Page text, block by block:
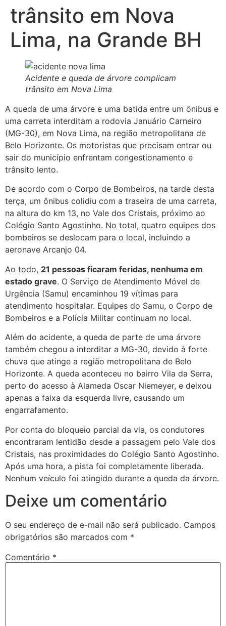
trânsito em Nova
Lima, na Grande BH
Acidente e queda de árvore complicam
trânsito em Nova Lima
A queda de uma árvore e uma batida entre um ônibus e
uma carreta interditam a rodovia Januário Carneiro
(MG-30), em Nova Lima, na região metropolitana de
Belo Horizonte. Os motoristas que precisam entrar ou
sair do município enfrentam congestionamento e
trânsito lento.
De acordo com o Corpo de Bombeiros, na tarde desta
terça, um ônibus colidiu com a traseira de uma carreta,
na altura do km 13, no Vale dos Cristais, próximo ao
Colégio Santo Agostinho. No total, quatro equipes dos
bombeiros se deslocam para o local, incluindo a
aeronave Arcanjo 04.
Ao todo, 21 pessoas ficaram feridas, nenhuma em
estado grave. O Serviço de Atendimento Móvel de
Urgência (Samu) encaminhou 19 vítimas para
atendimento hospitalar. Equipes do Samu, o Corpo de
Bombeiros e a Polícia Militar continuam no local.
Além do acidente, a queda de parte de uma árvore
também chegou a interditar a MG-30, devido à forte
chuva que atinge a região metropolitana de Belo
Horizonte. A queda aconteceu no bairro Vila da Serra,
perto do acesso à Alameda Oscar Niemeyer, e deixou
apenas a faixa da esquerda livre, causando um
engarrafamento.
Por conta do bloqueio parcial da via, os condutores
encontraram lentidão desde a passagem pelo Vale dos
Cristais, nas proximidades do Colégio Santo Agostinho.
Após uma hora, a pista foi completamente liberada.
Nenhum veículo foi atingido durante a queda da árvore.
Deixe um comentário
O seu endereço de e-mail não será publicado. Campos
obrigatórios são marcados com *
Comentário *